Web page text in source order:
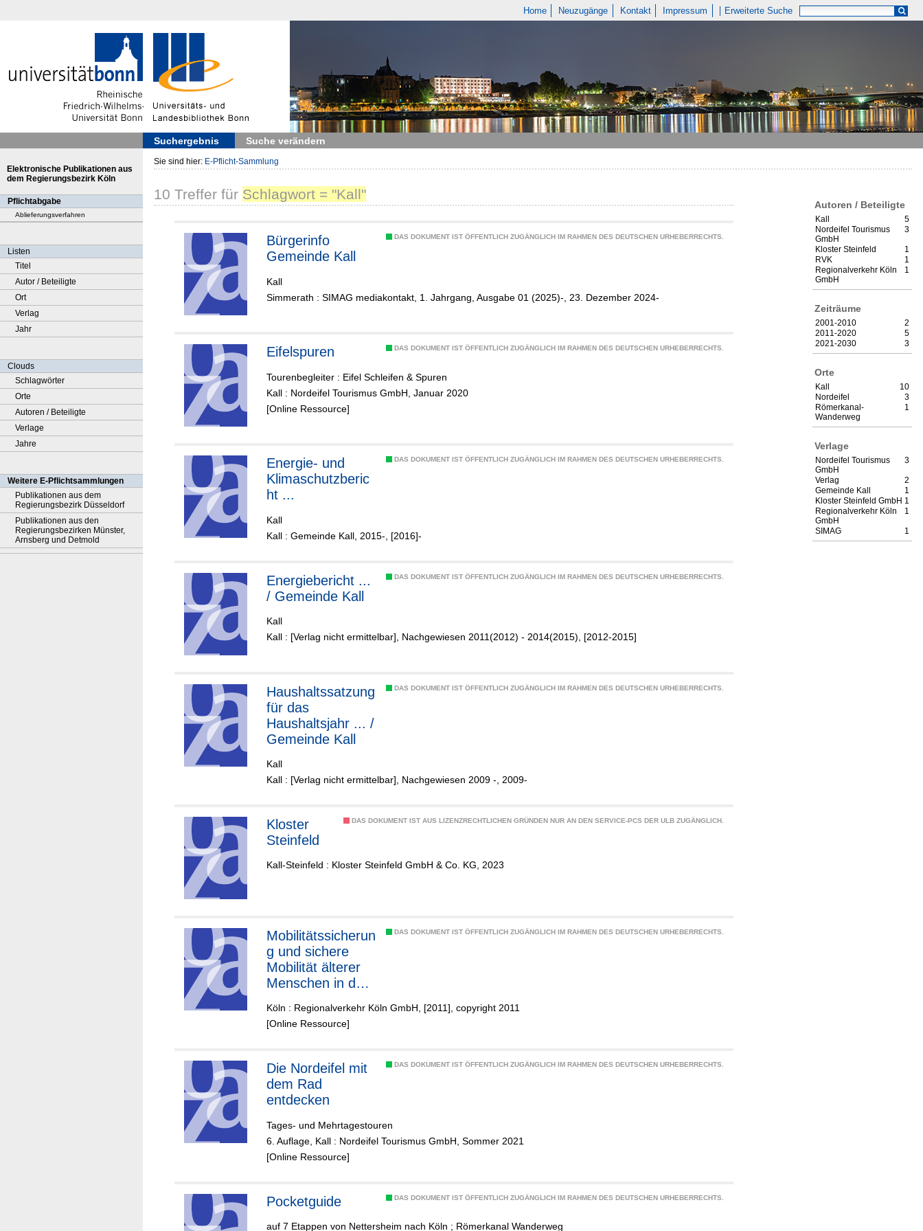
Home Neuzugänge Kontakt Impressum Erweiterte Suche
Suchergebnis Suche verändern
Elektronische Publikationen aus
dem Regierungsbezirk Köln
Pflichtabgabe
Ablieferungsverfahren
Listen
Titel
Autor / Beteiligte
Ort
Verlag
Jahr
Clouds
Schlagwörter
Orte
Autoren / Beteiligte
Verlage
Jahre
Weitere E-Pflichtsammlungen
Publikationen aus dem
Regierungsbezirk Düsseldorf
Publikationen aus den
Regierungsbezirken Münster,
Arnsberg und Detmold
Sie sind hier: E-Pflicht-Sammlung
Autoren / Beteiligte
5
Kall
3
Nordeifel Tourismus
GmbH
1
Kloster Steinfeld
1
RVK
1
Regionalverkehr Köln
GmbH
Zeiträume
2
2001-2010
5
2011-2020
3
2021-2030
Orte
10
Kall
3
Nordeifel
1
Römerkanal-
Wanderweg
Verlage
3
Nordeifel Tourismus
GmbH
2
Verlag
1
Gemeinde Kall
1
Kloster Steinfeld GmbH
1
Regionalverkehr Köln
GmbH
1
SIMAG
10 Treffer für Schlagwort = "Kall"
DAS DOKUMENT IST ÖFFENTLICH ZUGÄNGLICH IM RAHMEN DES DEUTSCHEN URHEBERRECHTS.
Bürgerinfo
Gemeinde Kall
Kall
Simmerath : SIMAG mediakontakt, 1. Jahrgang, Ausgabe 01 (2025)-, 23. Dezember 2024-
DAS DOKUMENT IST ÖFFENTLICH ZUGÄNGLICH IM RAHMEN DES DEUTSCHEN URHEBERRECHTS.
Eifelspuren
Tourenbegleiter : Eifel Schleifen & Spuren
Kall : Nordeifel Tourismus GmbH, Januar 2020
[Online Ressource]
DAS DOKUMENT IST ÖFFENTLICH ZUGÄNGLICH IM RAHMEN DES DEUTSCHEN URHEBERRECHTS.
Energie- und
Klimaschutzberic
ht ...
Kall
Kall : Gemeinde Kall, 2015-, [2016]-
DAS DOKUMENT IST ÖFFENTLICH ZUGÄNGLICH IM RAHMEN DES DEUTSCHEN URHEBERRECHTS.
Energiebericht ...
/ Gemeinde Kall
Kall
Kall : [Verlag nicht ermittelbar], Nachgewiesen 2011(2012) - 2014(2015), [2012-2015]
DAS DOKUMENT IST ÖFFENTLICH ZUGÄNGLICH IM RAHMEN DES DEUTSCHEN URHEBERRECHTS.
Haushaltssatzung
für das
Haushaltsjahr ... /
Gemeinde Kall
Kall
Kall : [Verlag nicht ermittelbar], Nachgewiesen 2009 -, 2009-
DAS DOKUMENT IST AUS LIZENZRECHTLICHEN GRÜNDEN NUR AN DEN SERVICE-PCS DER ULB ZUGÄNGLICH.
Kloster
Steinfeld
Kall-Steinfeld : Kloster Steinfeld GmbH & Co. KG, 2023
DAS DOKUMENT IST ÖFFENTLICH ZUGÄNGLICH IM RAHMEN DES DEUTSCHEN URHEBERRECHTS.
Mobilitätssicherun
g und sichere
Mobilität älterer
Menschen in der
Köln : Regionalverkehr Köln GmbH, [2011], copyright 2011
[Online Ressource]
DAS DOKUMENT IST ÖFFENTLICH ZUGÄNGLICH IM RAHMEN DES DEUTSCHEN URHEBERRECHTS.
Die Nordeifel mit
dem Rad
entdecken
Tages- und Mehrtagestouren
6. Auflage, Kall : Nordeifel Tourismus GmbH, Sommer 2021
[Online Ressource]
DAS DOKUMENT IST ÖFFENTLICH ZUGÄNGLICH IM RAHMEN DES DEUTSCHEN URHEBERRECHTS.
Pocketguide
auf 7 Etappen von Nettersheim nach Köln ; Römerkanal Wanderweg